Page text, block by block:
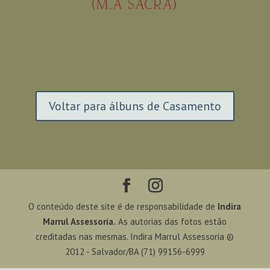
(M.A SACRA)
Voltar para álbuns de Casamento
O conteúdo deste site é de responsabilidade de Indira
Marrul Assessoria. As autorias das fotos estão
creditadas nas mesmas. Indira Marrul Assessoria ©
2012 - Salvador/BA (71) 99156-6999